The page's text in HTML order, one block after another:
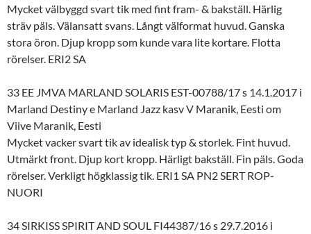
Mycket välbyggd svart tik med fint fram- & bakställ. Härlig
sträv päls. Välansatt svans. Långt välformat huvud. Ganska
stora öron. Djup kropp som kunde vara lite kortare. Flotta
rörelser. ERI2 SA
33 EE JMVA MARLAND SOLARIS EST-00788/17 s 14.1.2017 i
Marland Destiny e Marland Jazz kasv V Maranik, Eesti om
Viive Maranik, Eesti
Mycket vacker svart tik av idealisk typ & storlek. Fint huvud.
Utmärkt front. Djup kort kropp. Härligt bakställ. Fin päls. Goda
rörelser. Verkligt högklassig tik. ERI1 SA PN2 SERT ROP-
NUORI
34 SIRKISS SPIRIT AND SOUL FI44387/16 s 29.7.2016 i